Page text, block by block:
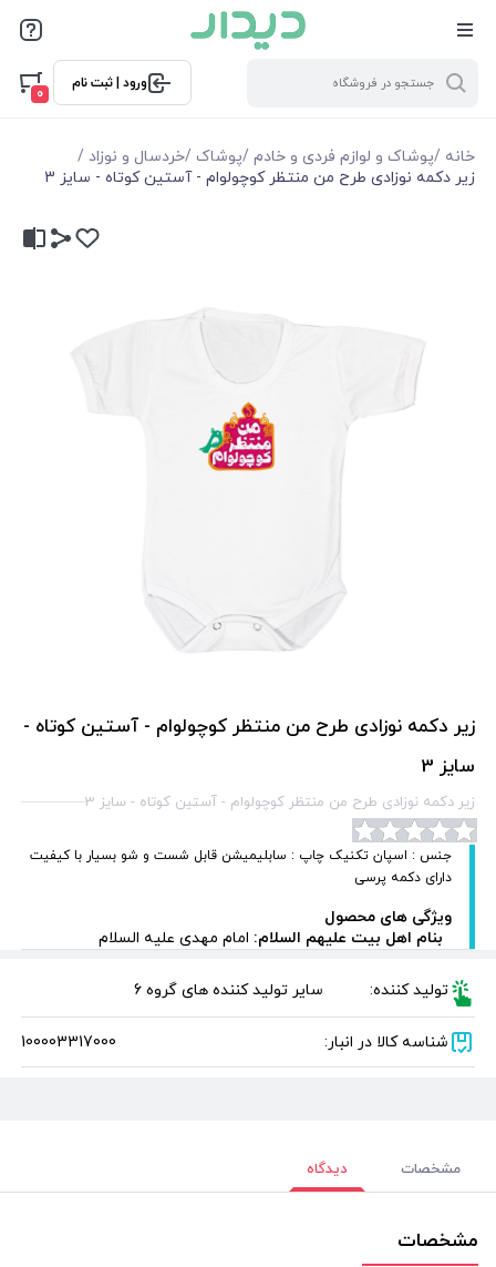
ورود | ثبت نام
0
خانه /پوشاک و لوازم فردی و خادم /پوشاک /خردسال و نوزاد /
زیر دکمه نوزادی طرح من منتظر کوچولوام - آستین کوتاه - سایز 3
زیر دکمه نوزادی طرح من منتظر کوچولوام - آستین کوتاه -
سایز 3
زیر دکمه نوزادی طرح من منتظر کوچولوام - آستین کوتاه - سایز 3
جنس : اسپان تکنیک چاپ : سابلیمیشن قابل شست و شو بسیار با کیفیت
دارای دکمه پرسی
ویژگی های محصول
بنام اهل بیت علیهم السلام: امام مهدی علیه السلام
تولید کننده: سایر تولید کننده های گروه 6
شناسه کالا در انبار: 100003317000
مشخصات دیدگاه
مشخصات